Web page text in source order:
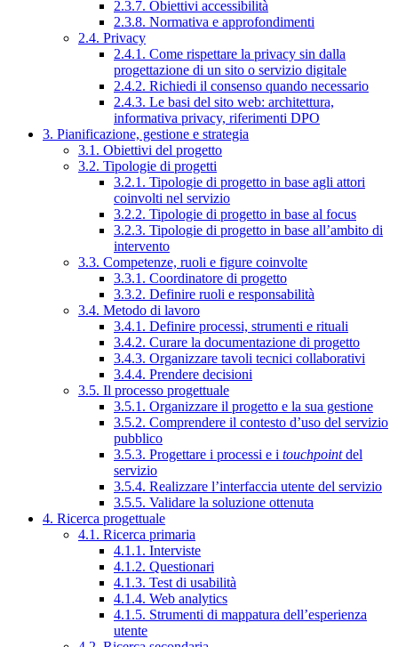
2.3.7. Obiettivi accessibilità
2.3.8. Normativa e approfondimenti
2.4. Privacy
2.4.1. Come rispettare la privacy sin dalla
progettazione di un sito o servizio digitale
2.4.2. Richiedi il consenso quando necessario
2.4.3. Le basi del sito web: architettura,
informativa privacy, riferimenti DPO
3. Pianificazione, gestione e strategia
3.1. Obiettivi del progetto
3.2. Tipologie di progetti
3.2.1. Tipologie di progetto in base agli attori
coinvolti nel servizio
3.2.2. Tipologie di progetto in base al focus
3.2.3. Tipologie di progetto in base all’ambito di
intervento
3.3. Competenze, ruoli e figure coinvolte
3.3.1. Coordinatore di progetto
3.3.2. Definire ruoli e responsabilità
3.4. Metodo di lavoro
3.4.1. Definire processi, strumenti e rituali
3.4.2. Curare la documentazione di progetto
3.4.3. Organizzare tavoli tecnici collaborativi
3.4.4. Prendere decisioni
3.5. Il processo progettuale
3.5.1. Organizzare il progetto e la sua gestione
3.5.2. Comprendere il contesto d’uso del servizio
pubblico
3.5.3. Progettare i processi e i touchpointdel
servizio
3.5.4. Realizzare l’interfaccia utente del servizio
3.5.5. Validare la soluzione ottenuta
4. Ricerca progettuale
4.1. Ricerca primaria
4.1.1. Interviste
4.1.2. Questionari
4.1.3. Test di usabilità
4.1.4. Web analytics
4.1.5. Strumenti di mappatura dell’esperienza
utente